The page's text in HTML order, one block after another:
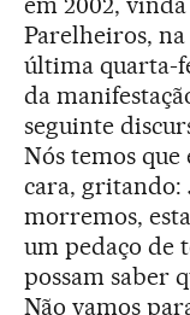
Parelheiros, na
última quarta-
da
seguinte
Nós temos
cara, gritando:
morremos,
um pedaço de
possam saber
Não vamos